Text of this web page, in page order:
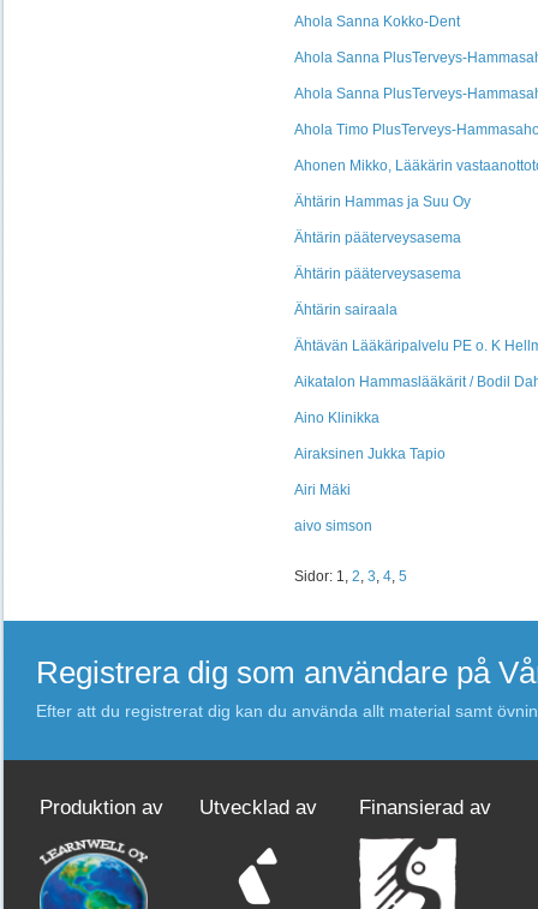
Ahola Sanna Kokko-Dent
Ahola Sanna PlusTerveys-
Ahola Sanna PlusTerveys-
Ahola Timo PlusTerveys-
Ahonen Mikko, Lääkärin
Ähtärin Hammas ja Suu Oy
Ähtärin pääterveysasema
Ähtärin pääterveysasema
Ähtärin sairaala
Ähtävän Lääkäripalvelu PE o. K
Aikatalon Hammaslääkärit / Bodil
Aino Klinikka
Airaksinen Jukka Tapio
Airi Mäki
aivo simson
Sidor: 1, 2, 3, 4, 5
Registrera dig som användare på
Efter att du registrerat dig kan du använda allt material samt
Produktion av Utvecklad av Finansierad av